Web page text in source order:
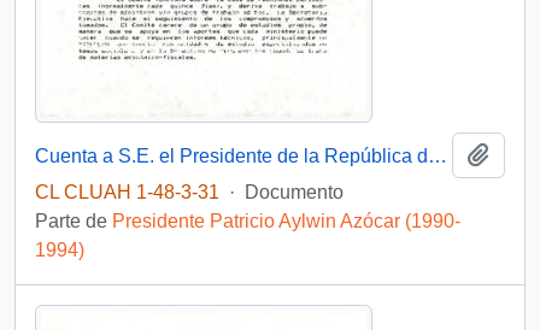
Cuenta a S.E. el Presidente de la República de principales temas tratados en el Comité Económico Social
CL CLUAH 1-48-3-31
·
Documento
Parte de Presidente Patricio Aylwin Azócar (1990-
1994)